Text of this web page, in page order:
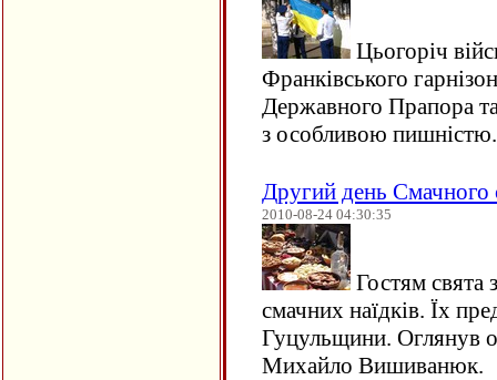
Цьогоріч
Франківського
Державного Прапора
з особливою пишністю.
Другий день Смачного
2010-08-24 04:30:35
Гостям свята
смачних наїдків. Їх
Гуцульщини. Оглянув
Михайло Вишиванюк.